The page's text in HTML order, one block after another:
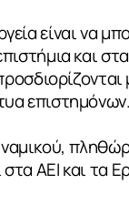
είναι να
και
ΑΕΙ και τα